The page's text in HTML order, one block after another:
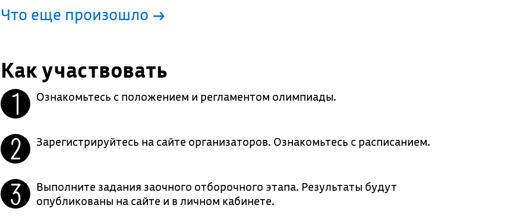
Что еще произошло →
Как участвовать
Ознакомьтесь с положением и регламентом олимпиады.
Зарегистрируйтесь на сайте организаторов. Ознакомьтесь с расписанием.
Выполните задания заочного отборочного этапа. Результаты будут
опубликованы на сайте и в личном кабинете.